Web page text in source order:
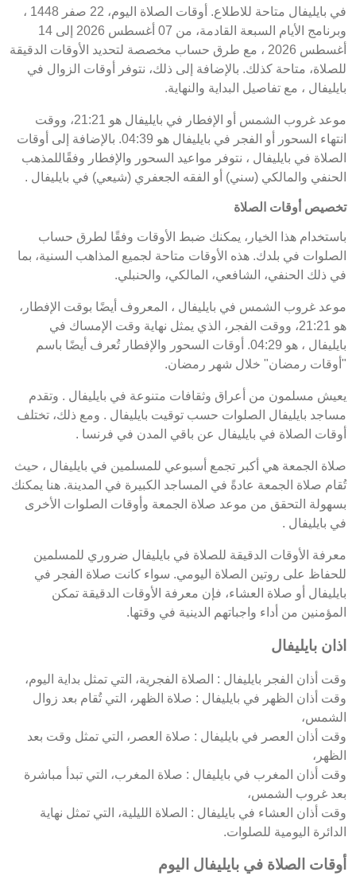
في بايليفال متاحة للاطلاع. أوقات الصلاة اليوم، 22 صفر 1448 ،
وبرنامج الأيام السبعة القادمة، من 07 أغسطس 2026 إلى 14
أغسطس 2026 ، مع طرق حساب مخصصة لتحديد الأوقات الدقيقة
للصلاة، متاحة كذلك. بالإضافة إلى ذلك، نتوفر أوقات الزوال في
بايليفال ، مع تفاصيل البداية والنهاية.
موعد غروب الشمس أو الإفطار في بايليفال هو 21:21، ووقت
انتهاء السحور أو الفجر في بايليفال هو 04:39. بالإضافة إلى أوقات
الصلاة في بايليفال ، نتوفر مواعيد السحور والإفطار وفقًاللمذهب
الحنفي والمالكي (سني) أو الفقه الجعفري (شيعي) في بايليفال .
تخصيص أوقات الصلاة
باستخدام هذا الخيار، يمكنك ضبط الأوقات وفقًا لطرق حساب
الصلوات في بلدك. هذه الأوقات متاحة لجميع المذاهب السنية، بما
في ذلك الحنفي، الشافعي، المالكي، والحنبلي.
موعد غروب الشمس في بايليفال ، المعروف أيضًا بوقت الإفطار،
هو 21:21، ووقت الفجر، الذي يمثل نهاية وقت الإمساك في
بايليفال ، هو 04:29. أوقات السحور والإفطار تُعرف أيضًا باسم
"أوقات رمضان" خلال شهر رمضان.
يعيش مسلمون من أعراق وثقافات متنوعة في بايليفال . وتقدم
مساجد بايليفال الصلوات حسب توقيت بايليفال . ومع ذلك، تختلف
أوقات الصلاة في بايليفال عن باقي المدن في فرنسا .
صلاة الجمعة هي أكبر تجمع أسبوعي للمسلمين في بايليفال ، حيث
تُقام صلاة الجمعة عادةً في المساجد الكبيرة في المدينة. هنا يمكنك
بسهولة التحقق من موعد صلاة الجمعة وأوقات الصلوات الأخرى
في بايليفال .
معرفة الأوقات الدقيقة للصلاة في بايليفال ضروري للمسلمين
للحفاظ على روتين الصلاة اليومي. سواء كانت صلاة الفجر في
بايليفال أو صلاة العشاء، فإن معرفة الأوقات الدقيقة تمكن
المؤمنين من أداء واجباتهم الدينية في وقتها.
اذان بايليفال
وقت أذان الفجر بايليفال : الصلاة الفجرية، التي تمثل بداية اليوم،
وقت أذان الظهر في بايليفال : صلاة الظهر، التي تُقام بعد زوال
الشمس،
وقت أذان العصر في بايليفال : صلاة العصر، التي تمثل وقت بعد
الظهر،
وقت أذان المغرب في بايليفال : صلاة المغرب، التي تبدأ مباشرة
بعد غروب الشمس،
وقت أذان العشاء في بايليفال : الصلاة الليلية، التي تمثل نهاية
الدائرة اليومية للصلوات.
أوقات الصلاة في بايليفال اليوم